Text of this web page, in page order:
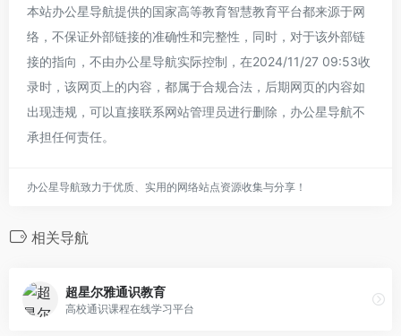
本站办公星导航提供的国家高等教育智慧教育平台都来源于网
络，不保证外部链接的准确性和完整性，同时，对于该外部链
接的指向，不由办公星导航实际控制，在2024/11/27 09:53收
录时，该网页上的内容，都属于合规合法，后期网页的内容如
出现违规，可以直接联系网站管理员进行删除，办公星导航不
承担任何责任。
办公星导航致力于优质、实用的网络站点资源收集与分享！
相关导航
超星尔雅通识教育
高校通识课程在线学习平台